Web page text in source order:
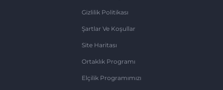
Gizlilik Politikası
Şartlar Ve Koşullar
Site Haritası
Ortaklık Programı
Elçilik Programımızı